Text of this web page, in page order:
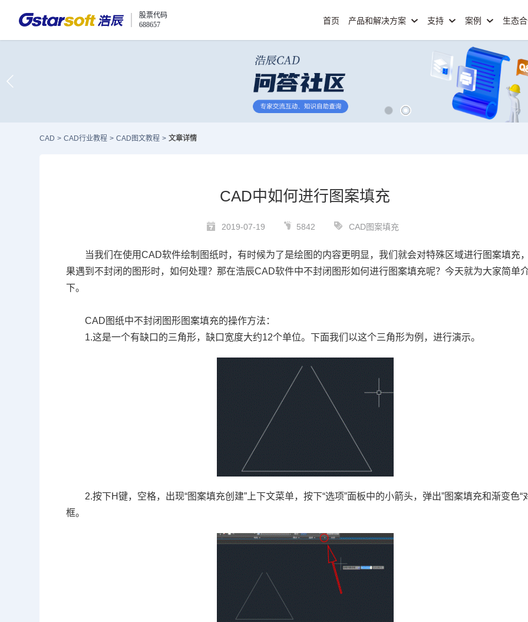
股票代码
688657
首页 产品和解决方案 支持 案例 生态
CAD > CAD行业教程 > CAD图文教程 > 文章详情
CAD中如何进行图案填充
2019-07-19 5842 CAD图案填充
当我们在使用CAD软件绘制图纸时，有时候为了是绘图的内容更明显，我们就会对特殊区域进行图案填充
果遇到不封闭的图形时，如何处理？那在浩辰CAD软件中不封闭图形如何进行图案填充呢？今天就为大家简单
下。
CAD图纸中不封闭图形图案填充的操作方法：
1.这是一个有缺口的三角形，缺口宽度大约12个单位。下面我们以这个三角形为例，进行演示。
2.按下H键，空格，出现“图案填充创建”上下文菜单，按下“选项”面板中的小箭头，弹出”图案填充和渐变色“
框。